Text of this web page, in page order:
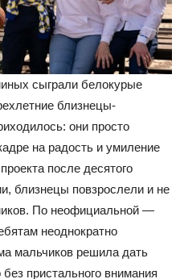
сыграли белокурые
близнецы-
они просто
на радость и умиление
после десятого
близнецы повзрослели и не
По неофициальной —
неоднократно
мальчиков решила дать
пристального внимания